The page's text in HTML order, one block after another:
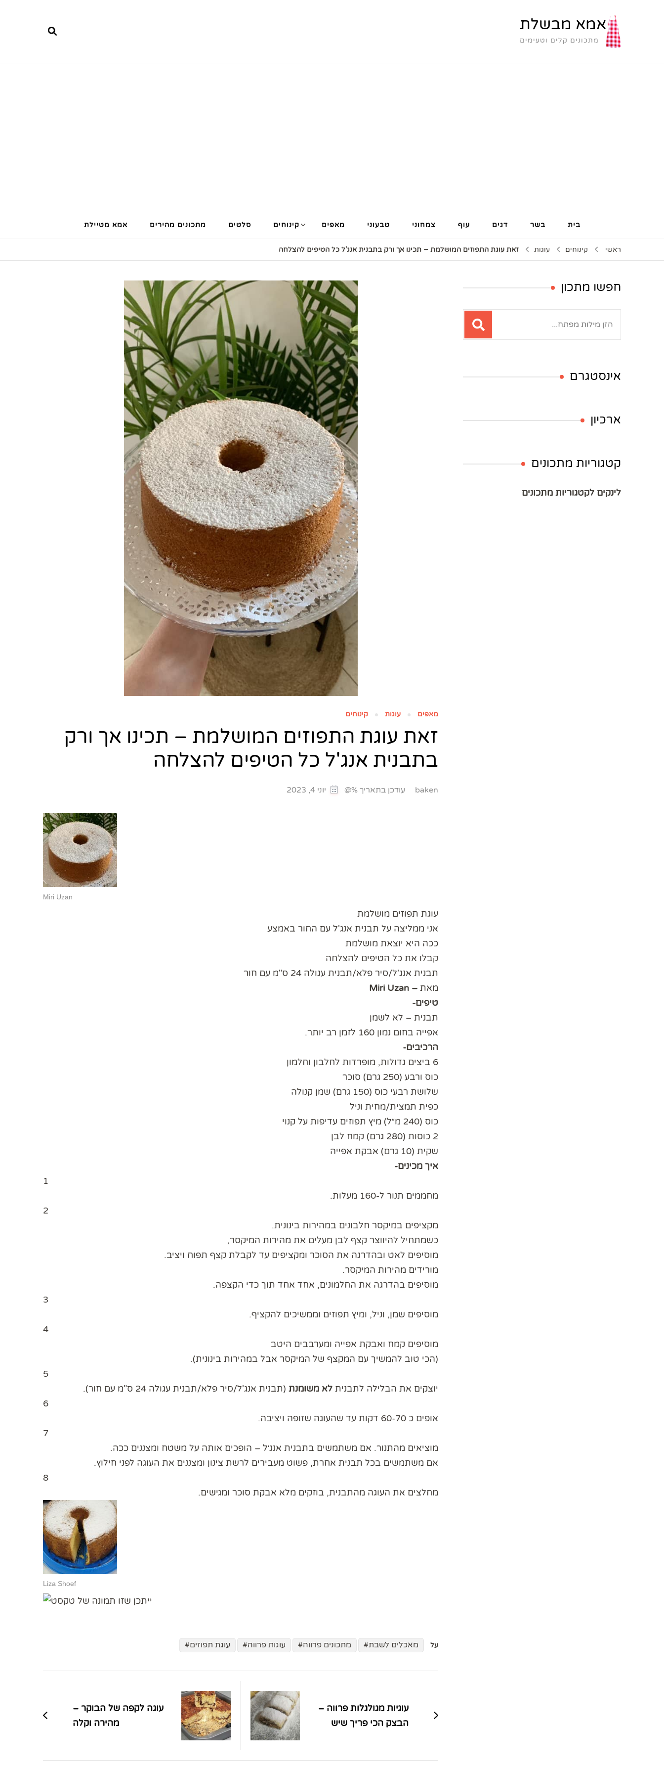
אמא מבשלת
מתכונים קלים וטעימים
בית בשר דגים עוף צמחוני טבעוני מאפים קינוחים סלטים מתכונים מהירים אמא מטיילת
ראשי קינוחים עוגות זאת עוגת התפוזים המושלמת – תכינו אך ורק בתבנית אנג'ל כל הטיפים להצלחה
מאפים עוגות קינוחים
זאת עוגת התפוזים המושלמת – תכינו אך ורק
בתבנית אנג'ל כל הטיפים להצלחה
baken עודכן בתאריך %@ יוני 4, 2023
Miri Uzan
עוגת תפוזים מושלמת
אני ממליצה על תבנית אנג'ל עם החור באמצע
ככה היא יוצאת מושלמת
קבלו את כל הטיפים להצלחה
תבנית אנג'ל/סיר פלא/תבנית עגולה 24 ס"מ עם חור
מאת –
Miri Uzan
טיפים-
תבנית – לא לשמן
אפייה בחום נמון 160 לזמן רב יותר.
הרכיבים-
6 ביצים גדולות, מופרדות לחלבון וחלמון
כוס ורבע (250 גרם) סוכר
שלושת רבעי כוס (150 גרם) שמן קנולה
כפית תמצית/מחית וניל
כוס (240 מ״ל) מיץ תפוזים עדיפות על קנוי
2 כוסות (280 גרם) קמח לבן
שקית (10 גרם) אבקת אפייה
איך מכינים-
1
מחממים תנור ל-160 מעלות.
2
מקציפים במיקסר חלבונים במהירות בינונית.
כשמתחיל להיווצר קצף לבן מעלים את מהירות המיקסר,
מוסיפים לאט ובהדרגה את הסוכר ומקציפים עד לקבלת קצף תפוח ויציב.
מורידים מהירות המיקסר.
מוסיפים בהדרגה את החלמונים, אחד אחד תוך כדי הקצפה.
3
מוסיפים שמן, וניל, ומיץ תפוזים וממשיכים להקציף.
4
מוסיפים קמח ואבקת אפייה ומערבבים היטב
(הכי טוב להמשיך עם המקצף של המיקסר אבל במהירות בינונית).
5
יוצקים את הבלילה לתבנית לא משומנת (תבנית אנג'ל/סיר פלא/תבנית עגולה 24 ס"מ עם חור).
6
אופים כ 60-70 דקות עד שהעוגה שזופה ויציבה.
7
מוציאים מהתנור. אם משתמשים בתבנית אנג׳ל – הופכים אותה על משטח ומצננים ככה.
אם משתמשים בכל תבנית אחרת, פשוט מעבירים לרשת צינון ומצננים את העוגה לפני חילוץ.
8
מחלצים את העוגה מהתבנית, בוזקים מלא אבקת סוכר ומגישים.
Liza Shoef
על מאכלים לשבת מתכונים פרווה עוגות פרווה עוגת תפוזים
עוגה לקפה של הבוקר –
מהירה וקלה
עוגיות מגולגלות פרווה –
הבצק הכי פריך שיש
חפשו מתכון
אינסטגרם
ארכיון
קטגוריות מתכונים
לינקים לקטגוריות מתכונים